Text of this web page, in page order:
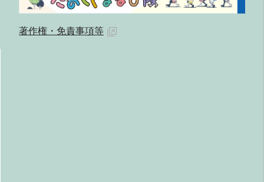
著作権・免責事項等